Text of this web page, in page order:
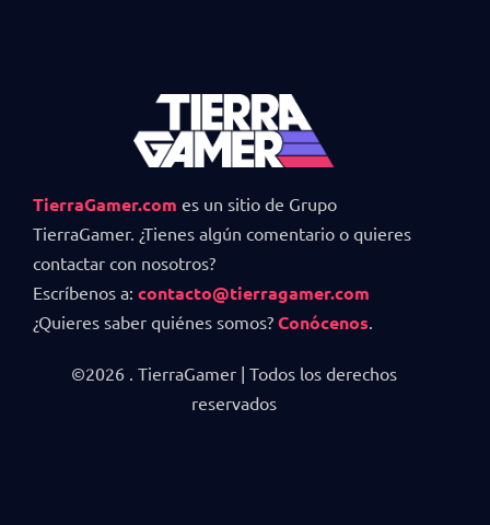
TierraGamer.com es un sitio de Grupo
TierraGamer. ¿Tienes algún comentario o quieres
contactar con nosotros?
Escríbenos a: contacto@tierragamer.com
¿Quieres saber quiénes somos? Conócenos
©2026 . TierraGamer | Todos los derechos
reservados